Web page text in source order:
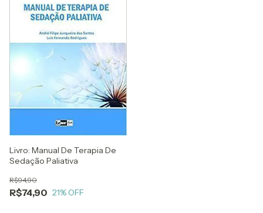
Livro: Manual De Terapia De
Sedação Paliativa
R$74,90
R$94,90
21% OFF